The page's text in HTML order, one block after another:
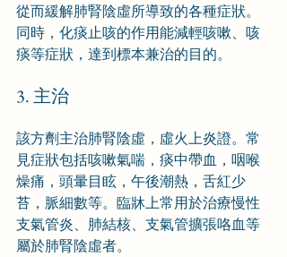
從而緩解肺腎陰虛所導致的各種症狀。
同時，化痰止咳的作用能減輕咳嗽、咳
痰等症狀，達到標本兼治的目的。
3. 主治
該方劑主治肺腎陰虛，虛火上炎證。常
見症狀包括咳嗽氣喘，痰中帶血，咽喉
燥痛，頭暈目眩，午後潮熱，舌紅少
苔，脈細數等。臨牀上常用於治療慢性
支氣管炎、肺結核、支氣管擴張咯血等
屬於肺腎陰虛者。